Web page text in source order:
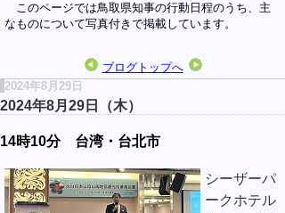
このページでは鳥取県知事の行動日程のうち、主
なものについて写真付きで掲載しています。
ブログトップへ
2024年8月29日
2024年8月29日（木）
14時10分 台湾・台北市
シーザーパ
ークホテル